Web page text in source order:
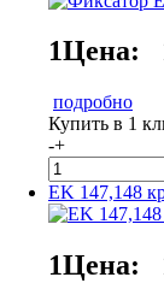
1Цена:
подробно
Купить в 1
-+
EK 147,148
1Цена: